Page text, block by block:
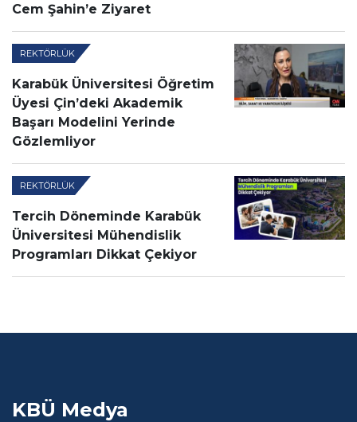
Cem Şahin’e Ziyaret
REKTÖRLÜK
Karabük Üniversitesi Öğretim
Üyesi Çin’deki Akademik
Başarı Modelini Yerinde
Gözlemliyor
REKTÖRLÜK
Tercih Döneminde Karabük
Üniversitesi Mühendislik
Programları Dikkat Çekiyor
KBÜ Medya